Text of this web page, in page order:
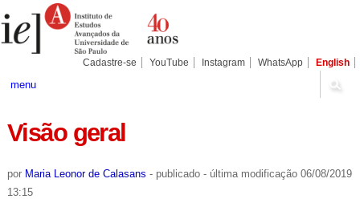
para
conteúdo.
Pessoais
Cadastre-se YouTube Instagram WhatsApp English
menu
Visão geral
por Maria Leonor de Calasans - publicado - última modificação06/08/2019
13:15